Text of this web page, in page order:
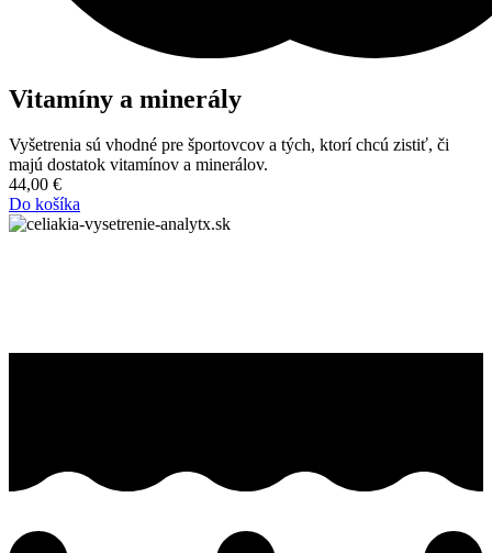
Vitamíny a minerály
Vyšetrenia sú vhodné pre športovcov a tých, ktorí chcú zistiť, či
majú dostatok vitamínov a minerálov.
44,00 €
Do košíka